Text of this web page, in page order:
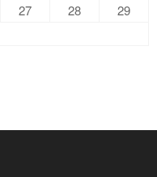
27 28
29